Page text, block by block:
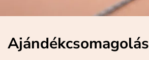
Ajándékcsomagolás